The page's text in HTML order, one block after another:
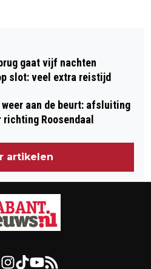
MEER PLEKKEN
AFSPRAAK
VAN 35.000
gaat vijf nachten
slot: veel extra reistijd
weer aan de beurt: afsluiting
richting Roosendaal
artikelen